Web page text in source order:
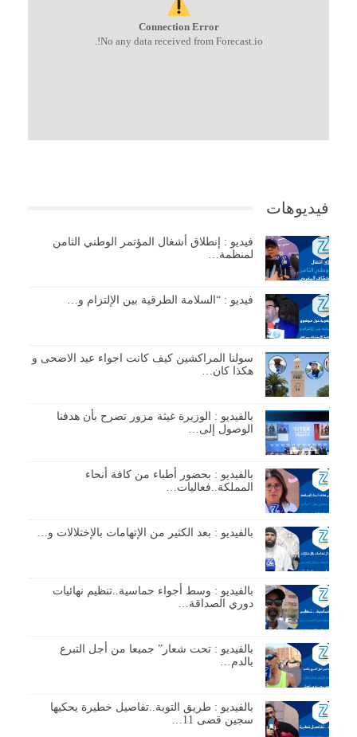
Connection Error
No any data received from Forecast.io!.
فيديوهات
فيديو : إنطلاق أشغال المؤتمر الوطني الثامن
لمنظمة…
فيديو : “السلامة الطرقية بين الإلتزام و…
سولنا المراكشين كيف كانت اجواء عيد الاضحى و
هكذا كان…
بالفيديو : الوزيرة غيثة مزور تصرح بأن هدفنا
الوصول إلى…
بالفيديو : بحضور أطباء من كافة أنحاء
المملكة..فعاليات…
بالفيديو : بعد الكثير من الإتهامات بالإختلالات و…
بالفيديو : وسط أجواء حماسية..تنظيم نهائيات
دوري الصداقة…
بالفيديو : تحت شعار” جميعا من أجل التبرع
بالدم…
بالفيديو : طريق التوبة..تفاصيل خطيرة يحكيها
سجين قضى 11…